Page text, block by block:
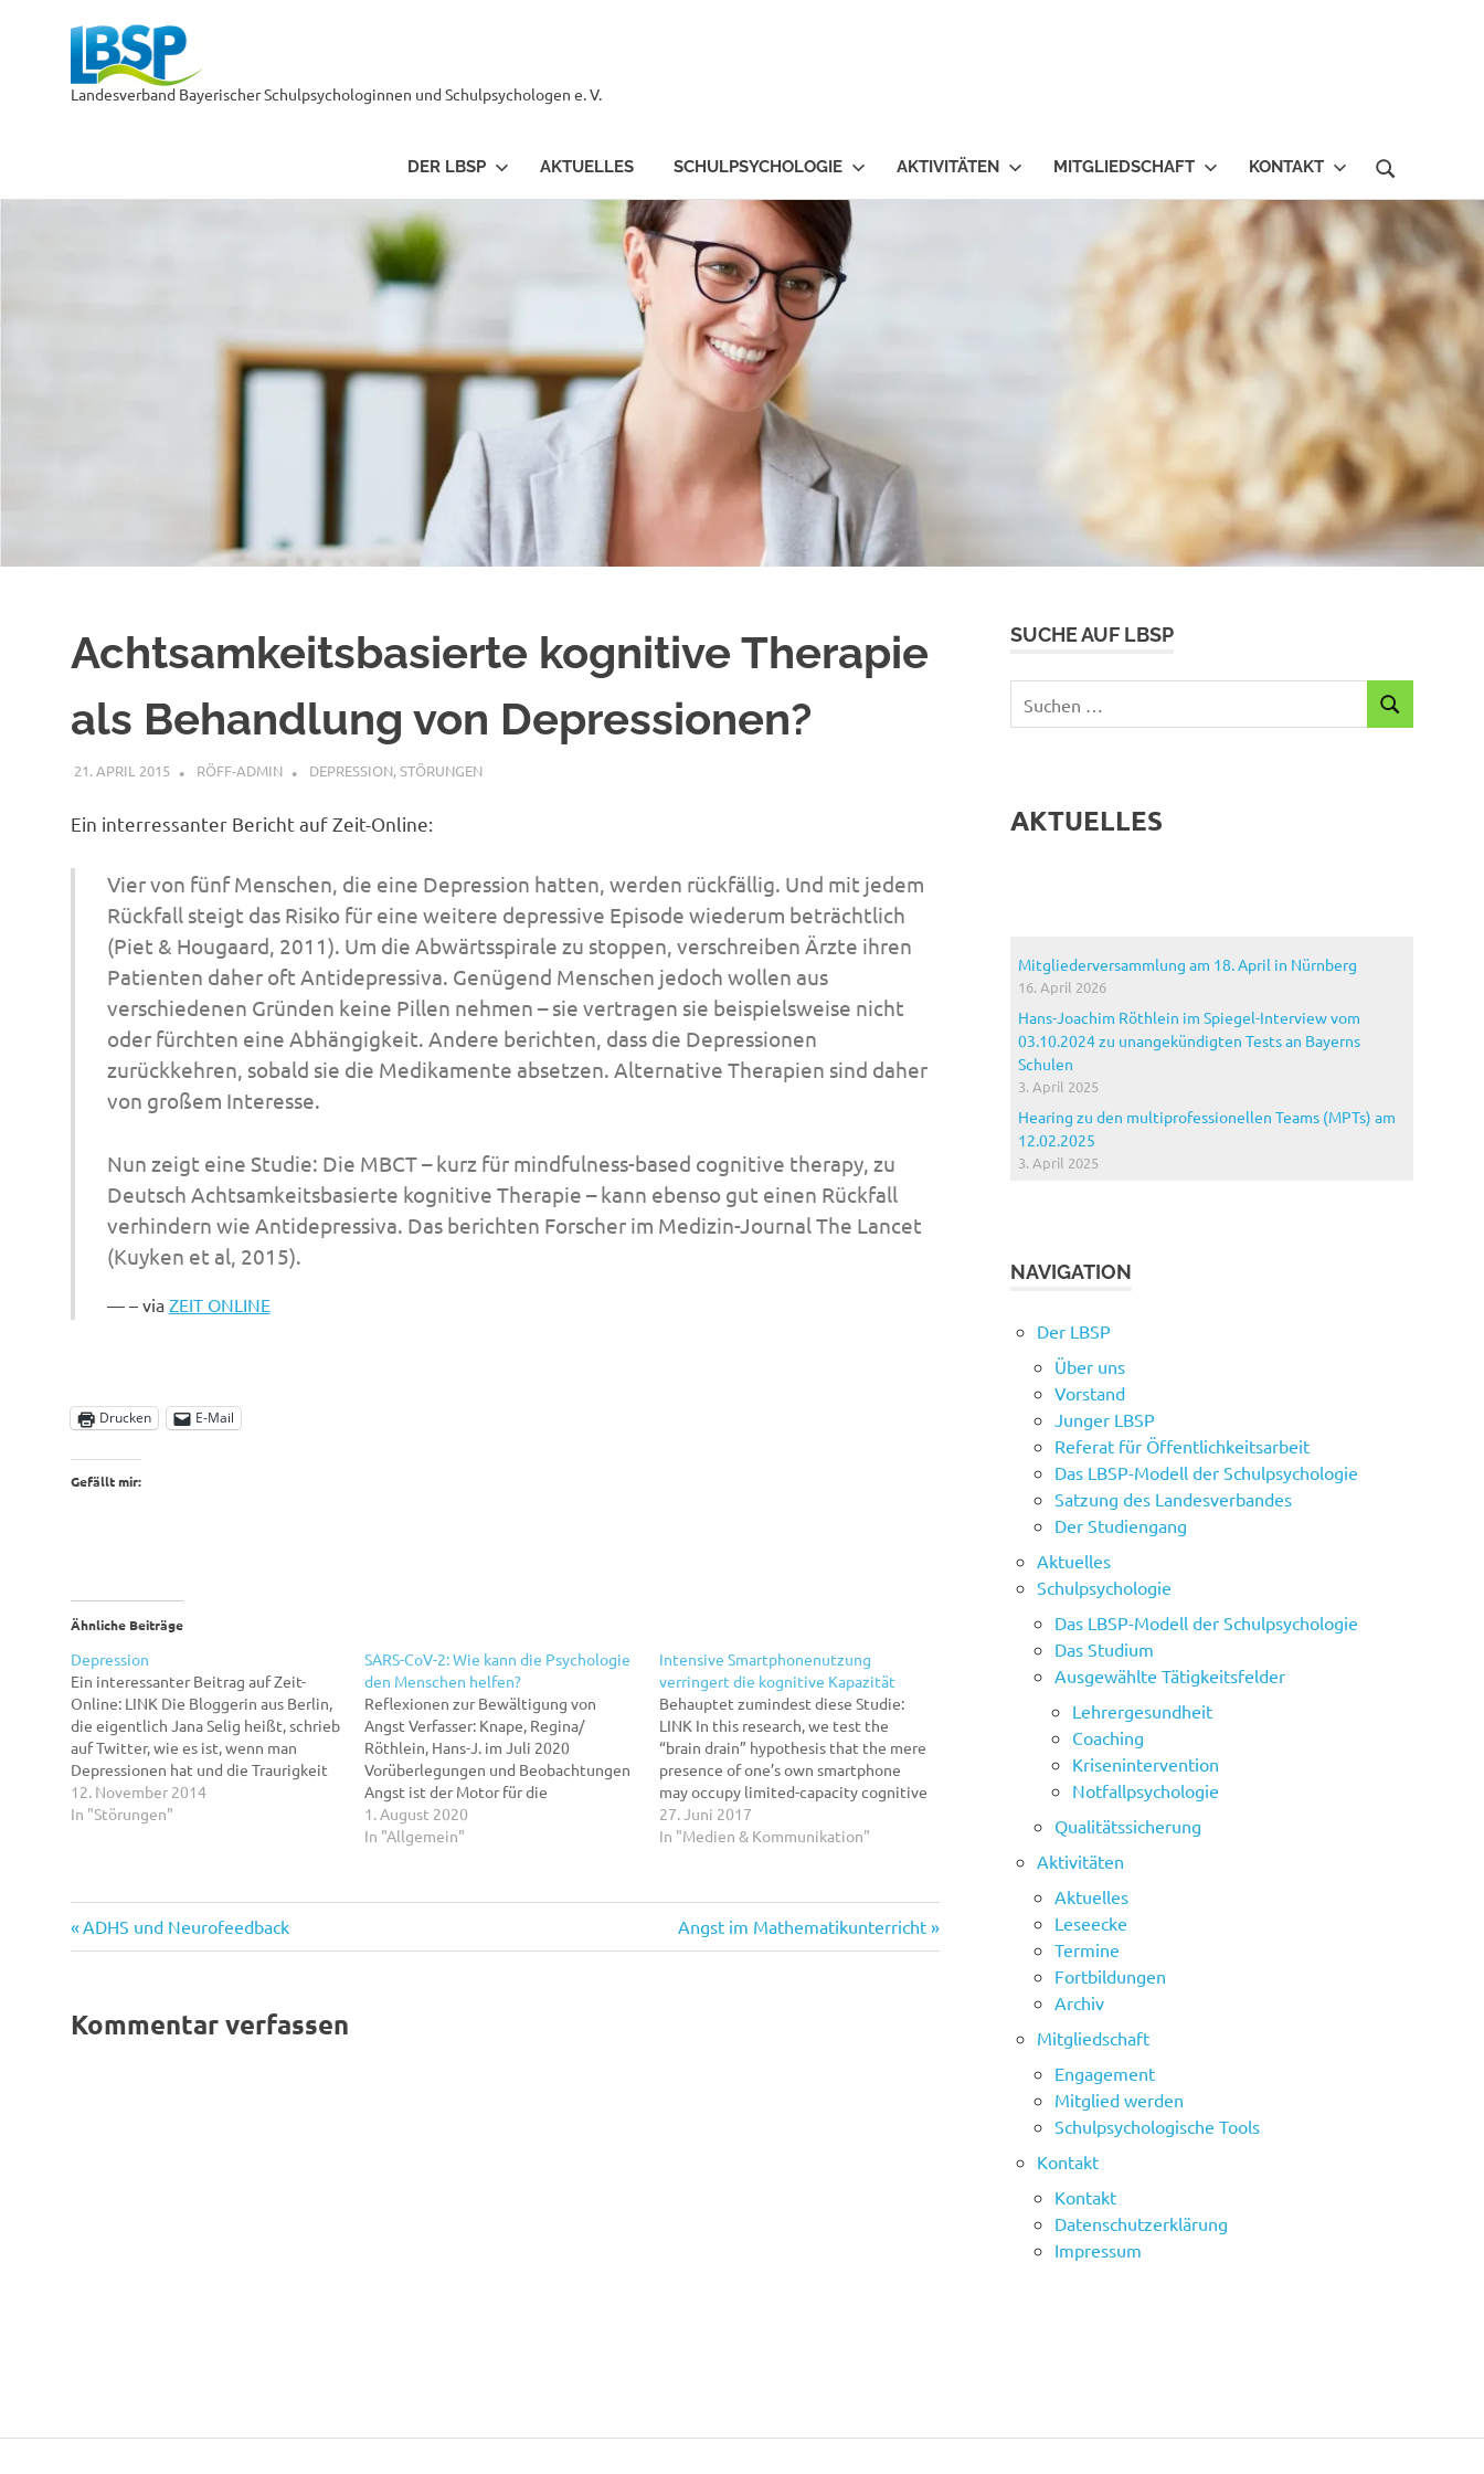
Landesverband Bayerischer Schulpsychologinnen und Schulpsychologen e. V.
DER LBSP AKTUELLES SCHULPSYCHOLOGIE AKTIVITÄTEN MITGLIEDSCHAFT KONTAKT
Achtsamkeitsbasierte kognitive Therapie
als Behandlung von Depressionen?
21. APRIL 2015 RÖFF-ADMIN DEPRESSION,STÖRUNGEN
Ein interressanter Bericht auf Zeit-Online:
Vier von fünf Menschen, die eine Depression hatten, werden rückfällig. Und mit jedem
Rückfall steigt das Risiko für eine weitere depressive Episode wiederum beträchtlich
(Piet & Hougaard, 2011). Um die Abwärtsspirale zu stoppen, verschreiben Ärzte ihren
Patienten daher oft Antidepressiva. Genügend Menschen jedoch wollen aus
verschiedenen Gründen keine Pillen nehmen – sie vertragen sie beispielsweise nicht
oder fürchten eine Abhängigkeit. Andere berichten, dass die Depressionen
zurückkehren, sobald sie die Medikamente absetzen. Alternative Therapien sind daher
von großem Interesse.
Nun zeigt eine Studie: Die MBCT – kurz für mindfulness-based cognitive therapy, zu
Deutsch Achtsamkeitsbasierte kognitive Therapie – kann ebenso gut einen Rückfall
verhindern wie Antidepressiva. Das berichten Forscher im Medizin-Journal The Lancet
(Kuyken et al, 2015).
– via ZEIT ONLINE
Drucken E-Mail
Gefällt mir:
Ähnliche Beiträge
Depression
Ein interessanter Beitrag auf Zeit-
Online: LINK Die Bloggerin aus Berlin,
die eigentlich Jana Selig heißt, schrieb
auf Twitter, wie es ist, wenn man
Depressionen hat und die Traurigkeit
so tief sitzt, dass man selbst nicht
weiß, wo sie anfängt und wo sie
12. November 2014
In "Störungen"
SARS-CoV-2: Wie kann die Psychologie
den Menschen helfen?
Reflexionen zur Bewältigung von
Angst Verfasser: Knape, Regina/
Röthlein, Hans-J. im Juli 2020
Vorüberlegungen und Beobachtungen
Angst ist der Motor für die
Entwicklung der Menschheit. Sie warnt
vor Gefahren, sie vermag den
mit ihr den Menschen zu beflügeln.
1. August 2020
In "Allgemein"
Intensive Smartphonenutzung
verringert die kognitive Kapazität
Behauptet zumindest diese Studie:
LINK In this research, we test the
“brain drain” hypothesis that the mere
presence of one’s own smartphone
may occupy limited-capacity cognitive
resources, thereby leaving fewer
resources available for other tasks and
that even when people are
successful…
27. Juni 2017
In "Medien & Kommunikation"
Beitragsnavigation
Vorheriger
Beitrag:
ADHS und Neurofeedback
Nächster
Beitrag:
Angst im Mathematikunterricht
Kommentar verfassen
SUCHE AUF LBSP
nach:
SUCHEN
AKTUELLES
Mitgliederversammlung am 18. April in Nürnberg
16. April 2026
Hans-Joachim Röthlein im Spiegel-Interview vom
03.10.2024 zu unangekündigten Tests an Bayerns
Schulen
3. April 2025
Hearing zu den multiprofessionellen Teams (MPTs) am
12.02.2025
3. April 2025
NAVIGATION
Der LBSP
Über uns
Vorstand
Junger LBSP
Referat für Öffentlichkeitsarbeit
Das LBSP-Modell der Schulpsychologie
Satzung des Landesverbandes
Der Studiengang
Aktuelles
Schulpsychologie
Das LBSP-Modell der Schulpsychologie
Das Studium
Ausgewählte Tätigkeitsfelder
Lehrergesundheit
Coaching
Krisenintervention
Notfallpsychologie
Qualitätssicherung
Aktivitäten
Aktuelles
Leseecke
Termine
Fortbildungen
Archiv
Mitgliedschaft
Engagement
Mitglied werden
Schulpsychologische Tools
Kontakt
Kontakt
Datenschutzerklärung
Impressum